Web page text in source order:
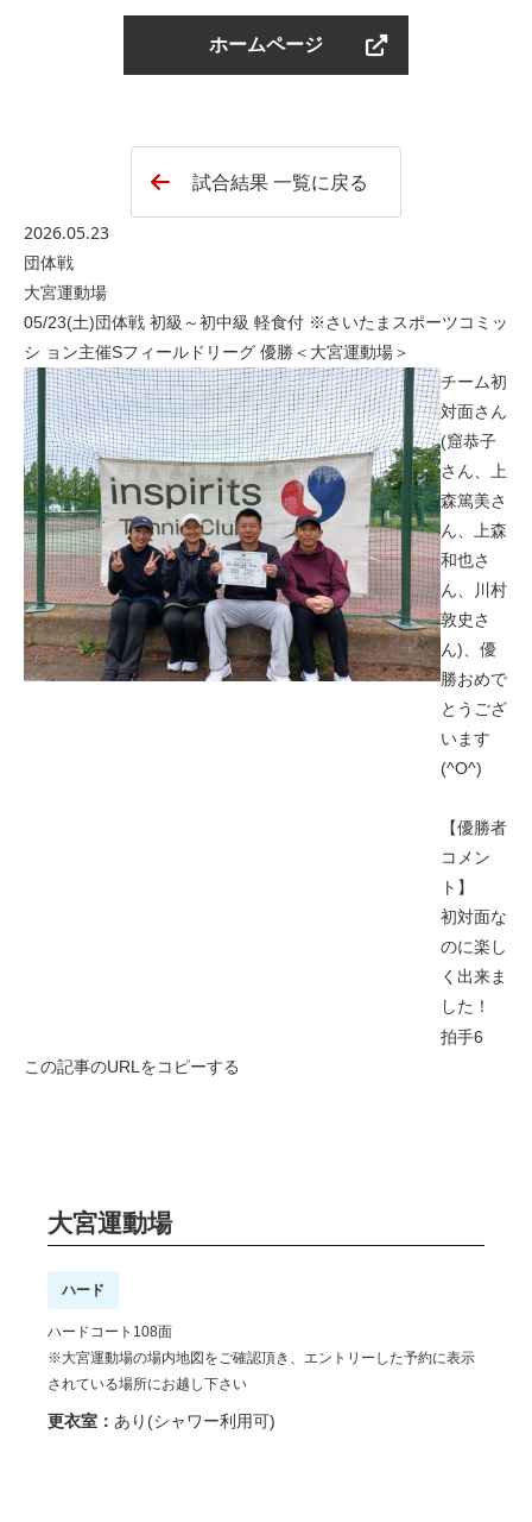
ホームページ
試合結果 一覧に戻る
2026.05.23
団体戦
大宮運動場
05/23(土)団体戦 初級～初中級 軽食付 ※さいたまスポーツコミッ
シ ョン主催Sフィールドリーグ 優勝＜大宮運動場＞
チーム初
対面さん
(窟恭子
さん、上
森篤美さ
ん、上森
和也さ
ん、川村
敦史さ
ん)、優
勝おめで
とうござ
います
(^O^)
【優勝者
コメン
ト】
初対面な
のに楽し
く出来ま
した！
拍手6
この記事のURLをコピーする
大宮運動場
ハード
ハードコート108面
※大宮運動場の場内地図をご確認頂き、エントリーした予約に表示
されている場所にお越し下さい
更衣室： あり(シャワー利用可)